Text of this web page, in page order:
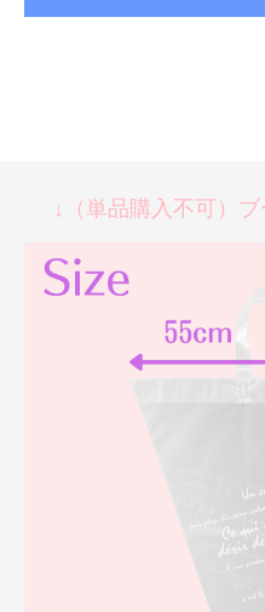
↓（単品購入不可）